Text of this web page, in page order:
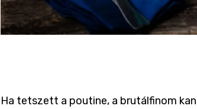
Ha tetszett a poutine, a brutálfinom